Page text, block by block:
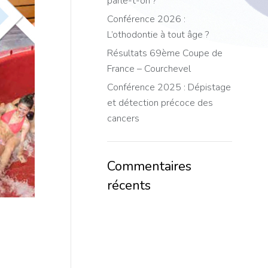
Conférence 2026 :
L’othodontie à tout âge ?
Résultats 69ème Coupe de
France – Courchevel
Conférence 2025 : Dépistage
et détection précoce des
cancers
Commentaires
récents